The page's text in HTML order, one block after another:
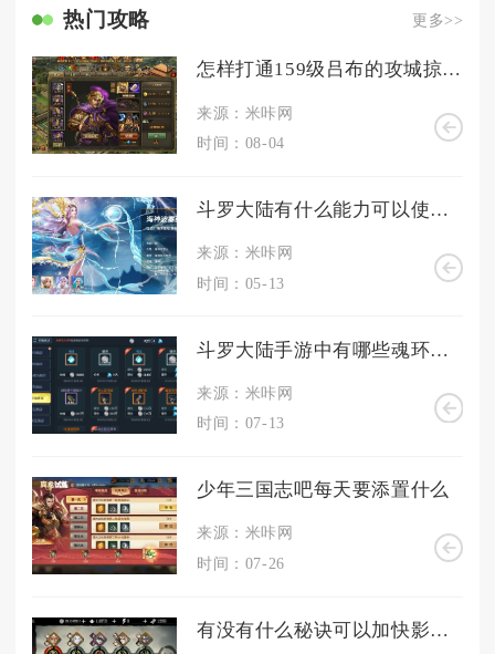
热门攻略 更多>>
怎样打通159级吕布的攻城掠地关卡
来源：米咔网
时间：08-04
斗罗大陆有什么能力可以使敌方魂师的速度降低
来源：米咔网
时间：05-13
斗罗大陆手游中有哪些魂环是属于肉系的
来源：米咔网
时间：07-13
少年三国志吧每天要添置什么
来源：米咔网
时间：07-26
有没有什么秘诀可以加快影之刃3传说武器的升级速度